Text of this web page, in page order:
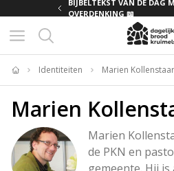
BIJBELTEKST VAN DE DAG
OVERDENKING 📖
Home
Identiteiten Marien
Marien
Marien
de PKN en